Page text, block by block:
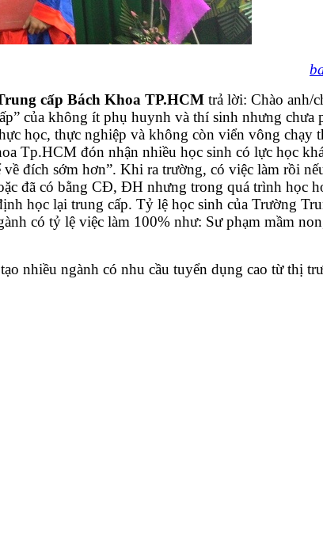
cấp Bách Khoa TP.HCM trả lời: Chào anh/
của không ít phụ huynh và thí sinh nhưng chưa
học, thực nghiệp và không còn viển vông chạy
Tp.HCM đón nhận nhiều học sinh có lực học
về đích sớm hơn”. Khi ra trường, có việc làm rồi
đã có bằng CĐ, ĐH nhưng trong quá trình học
học lại trung cấp. Tỷ lệ học sinh của Trường
có tỷ lệ việc làm 100% như: Sư phạm mầm
nhiều ngành có nhu cầu tuyển dụng cao từ thị